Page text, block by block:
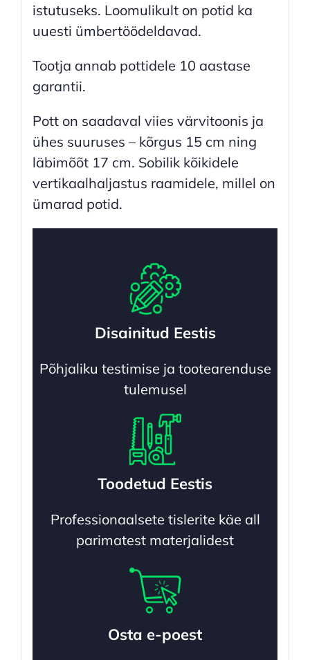
istutuseks. Loomulikult on potid ka
uuesti ümbertöödeldavad.
Tootja annab pottidele 10 aastase
garantii.
Pott on saadaval viies värvitoonis ja
ühes suuruses – kõrgus 15 cm ning
läbimõõt 17 cm. Sobilik kõikidele
vertikaalhaljastus raamidele, millel on
ümarad potid.
Disainitud Eestis
Põhjaliku testimise ja tootearenduse
tulemusel
Toodetud Eestis
Professionaalsete tislerite käe all
parimatest materjalidest
Osta e-poest